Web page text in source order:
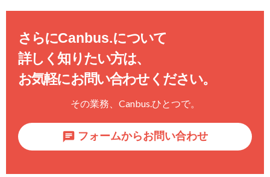
さらにCanbus.について
詳しく知りたい方は、
お気軽にお問い合わせください。
その業務、 Canbus.ひとつで。
フォームからお問い合わせ